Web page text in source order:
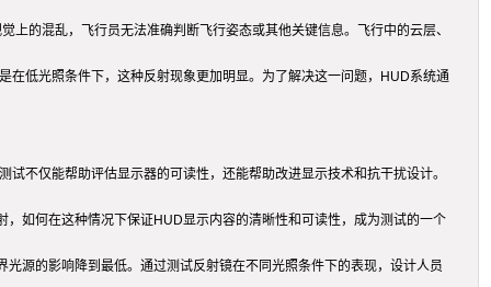
的混乱，飞行员无法准确判断飞行姿态或其他关键信息。飞行中的云层、
低光照条件下，这种反射现象更加明显。为了解决这一问题，HUD系统通
不仅能帮助评估显示器的可读性，还能帮助改进显示技术和抗干扰设计。
如何在这种情况下保证HUD显示内容的清晰性和可读性，成为测试的一个
源的影响降到最低。通过测试反射镜在不同光照条件下的表现，设计人员